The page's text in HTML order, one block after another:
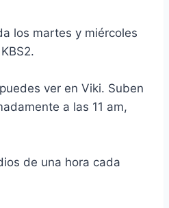
los martes y miércoles
ver en Viki. Suben
a las 11 am,
de una hora cada